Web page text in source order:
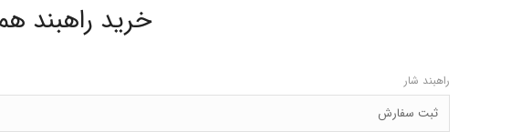
خرید راهبند
راهبند شار
ثبت سفارش